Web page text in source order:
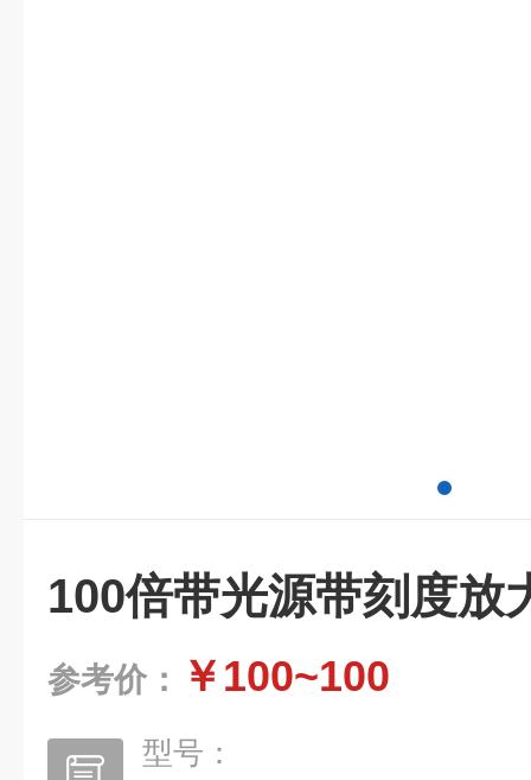
100倍带光源带刻度放
参考价： ￥100~100
型号：